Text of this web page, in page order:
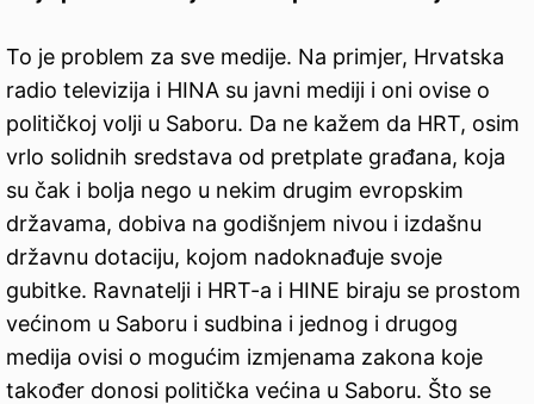
To je problem za sve medije. Na primjer, Hrvatska
radio televizija i HINA su javni mediji i oni ovise o
političkoj volji u Saboru. Da ne kažem da HRT, osim
vrlo solidnih sredstava od pretplate građana, koja
su čak i bolja nego u nekim drugim evropskim
državama, dobiva na godišnjem nivou i izdašnu
državnu dotaciju, kojom nadoknađuje svoje
gubitke. Ravnatelji i HRT-a i HINE biraju se prostom
većinom u Saboru i sudbina i jednog i drugog
medija ovisi o mogućim izmjenama zakona koje
također donosi politička većina u Saboru. Što se